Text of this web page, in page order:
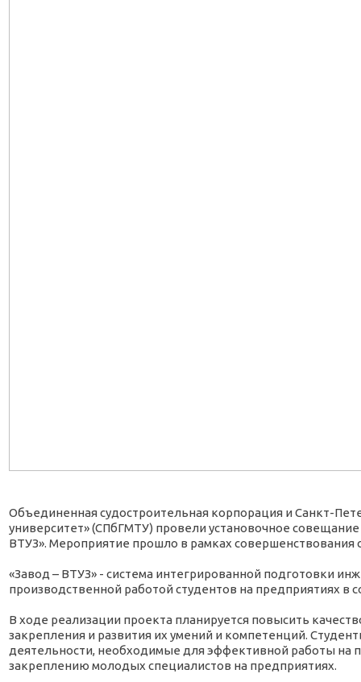
Объединенная судостроительная корпорация и Санкт-
университет» (СПбГМТУ) провели установочное
ВТУЗ». Мероприятие прошло в рамках
«Завод – ВТУЗ» - система интегрированной подготовки
производственной работой студентов на предприятиях
В ходе реализации проекта планируется повысить
закрепления и развития их умений и компетенций.
деятельности, необходимые для эффективной работы на
закреплению молодых специалистов на предприятиях.